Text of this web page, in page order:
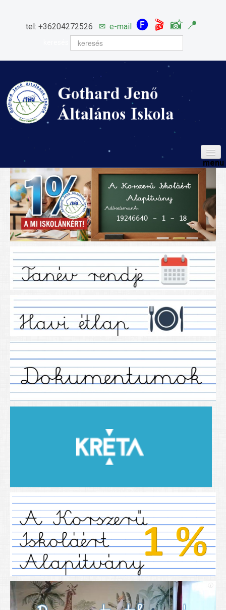
tel: +36204272526 ✉ e-mail 🅕 🎬 📸 📍
HÍREINK
ISKOLÁNK
Igazgatói köszöntő
Iskolánkról
Ez a tanévünk
Tanáraink
Tanéveink
Régebbi tanéveink
2021/2022 tanév
2012/2013. tanév
2013/2014. tanév
2014/2015. tanév
2015/2016. tanév
2016/2017 tanév
2018/2019 tanév
2019/2020-as tanév
Pályázataink
SIHU
EFOP 325
TÁMOP
TIOP
Határtalanul